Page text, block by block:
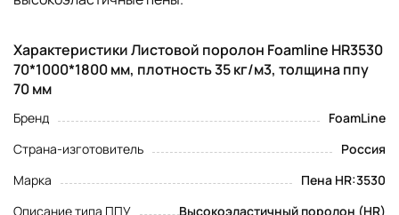
Характеристики Листовой поролон Foamline HR3530
70*1000*1800 мм, плотность 35 кг/м3, толщина ппу
70 мм
Бренд
FoamLine
Страна-изготовитель
Россия
Марка
Пена HR:3530
Описание типа ППУ
Высокоэластичный поролон (HR)